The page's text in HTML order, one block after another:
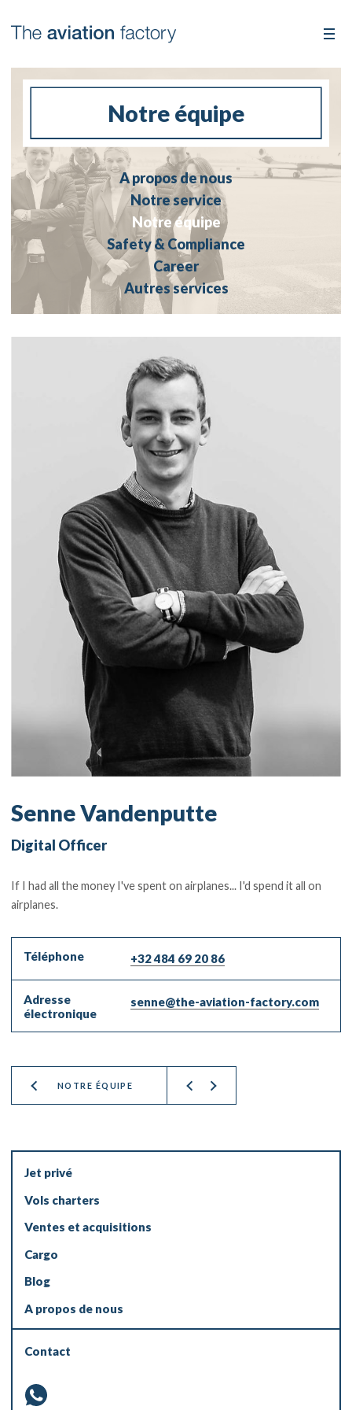
Notre équipe
A propos de nous
Notre service
Notre équipe
Safety & Compliance
Career
Autres services
Senne Vandenputte
Digital Officer
If I had all the money I've spent on airplanes... I'd spend it all on
airplanes.
Téléphone +32 484 69 20 86
Adresse
électronique
senne@the-aviation-factory.com
NOTRE ÉQUIPE
Jet privé
Vols charters
Ventes et acquisitions
Cargo
Blog
A propos de nous
Contact